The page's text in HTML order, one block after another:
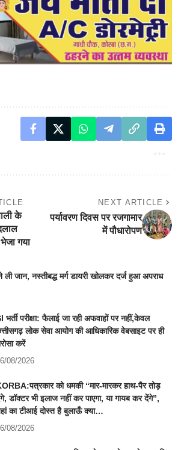
के
गया
NEXT ARTICLE
पर्यावरण दिवस पर रजगामार
में पौधारोपण
जान, नस्तीबद्ध मर्ग डायरी खोलकर दर्ज हुआ अपराध
भर्ती परीक्षा: फैलाई जा रही अफवाहों पर नहीं,केवल
लोक सेवा आयोग की आधिकारिक वेबसाइट पर ही
करें
08/2026
को धमकी “मार-मारकर हाथ-पैर तोड़
डॉक्टर भी इलाज नहीं कर पाएगा, या गायब कर देंगे”,
का टीआई दोस्त है बुलाऊँ क्या…
08/2026